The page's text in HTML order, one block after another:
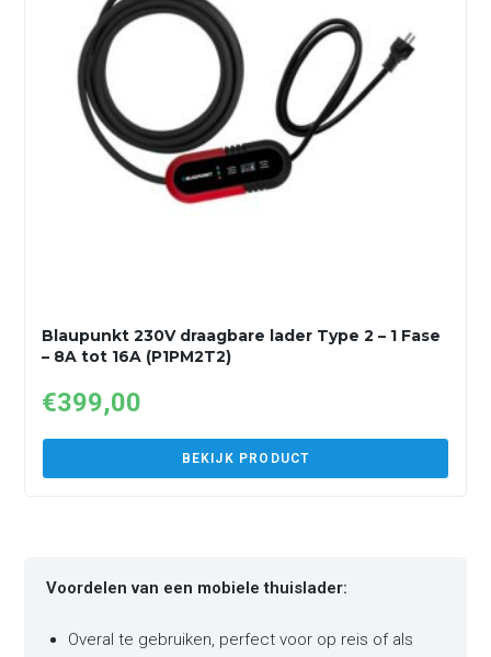
Blaupunkt 230V draagbare lader Type 2 – 1 Fase
– 8A tot 16A (P1PM2T2)
€399,00
BEKIJK PRODUCT
Voordelen van een mobiele thuislader:
Overal te gebruiken, perfect voor op reis of als